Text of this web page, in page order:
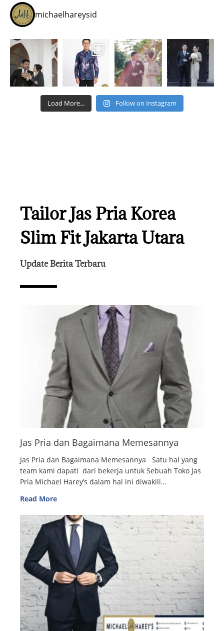
michaelhareysid
Load More... Follow on Instagram
Tailor Jas Pria Korea
Slim Fit Jakarta Utara
Update Berita Terbaru
Jas Pria dan Bagaimana Memesannya
Jas Pria dan Bagaimana Memesannya Satu hal yang
team kami dapati dari bekerja untuk Sebuah Toko Jas
Pria Michael Harey’s dalam hal ini diwakili…
Read More